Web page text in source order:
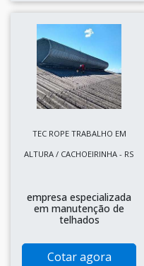
TEC ROPE TRABALHO EM
ALTURA / CACHOEIRINHA - RS
empresa especializada
em manutenção de
telhados
Cotar agora